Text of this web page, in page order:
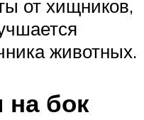
от хищников,
животных.
на бок